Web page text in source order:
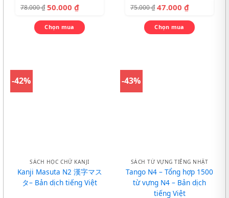
78.000₫ 50.000 ₫
Chọn mua
75.000₫ 47.000 ₫
Chọn mua
-42%
SÁCH HỌC CHỮ KANJI
Kanji Masuta N2 漢字マス
タ– Bản dịch tiếng Việt
-43%
SÁCH TỪ VỰNG TIẾNG NHẬT
Tango N4 – Tổng hợp 1500
từ vựng N4 – Bản dịch
tiếng Việt